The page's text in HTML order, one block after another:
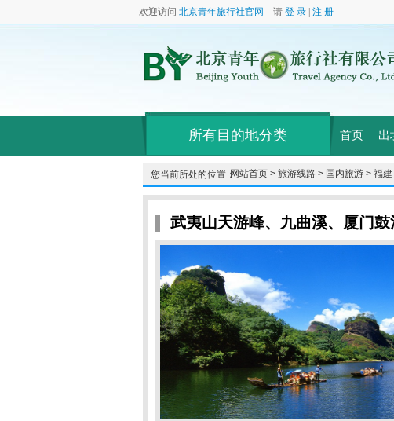
欢迎访问 北京青年旅行社官网 请 登 录 注 册
所有目的地分类 首页 出
您当前所处的位置：网站首页 > 旅游线路 > 国内旅游 > 福建
武夷山天游峰、九曲溪、厦门鼓